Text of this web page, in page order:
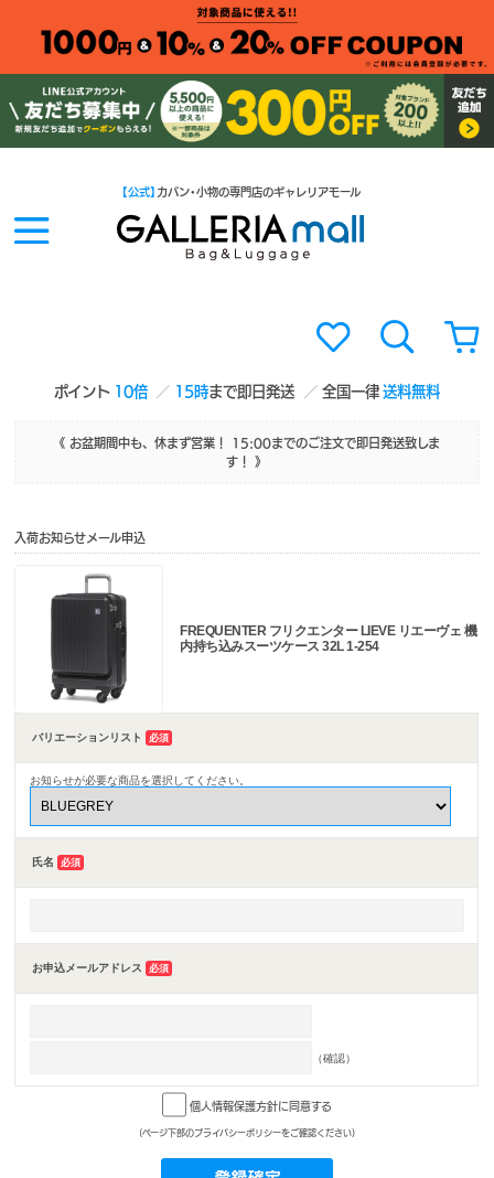
ポイント 10倍 15時まで即日発送 全国一律送料無料
【公式】 カバン・小物の専門店のギャレリアモール
《 お盆期間中も、休まず営業！ 15:00までのご注文で即日発送致しま
す！ 》
入荷お知らせメール申込
FREQUENTER フリクエンター LIEVE リエーヴェ 機
内持ち込みスーツケース 32L 1-254
バリエーションリスト 必須
お知らせが必要な商品を選択してください。
氏名 必須
お申込メールアドレス 必須
（確認）
個人情報保護方針に同意する
(ページ下部のプライバシーポリシーをご確認ください)